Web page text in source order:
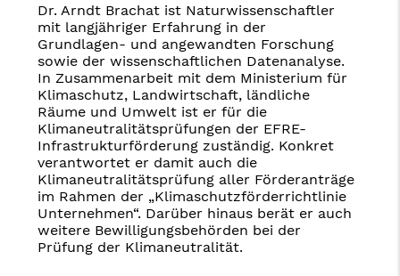
Dr. Arndt Brachat ist Naturwissenschaftler
mit langjähriger Erfahrung in der
Grundlagen- und angewandten Forschung
sowie der wissenschaftlichen Datenanalyse.
In Zusammenarbeit mit dem Ministerium für
Klimaschutz, Landwirtschaft, ländliche
Räume und Umwelt ist er für die
Klimaneutralitätsprüfungen der EFRE-
Infrastrukturförderung zuständig. Konkret
verantwortet er damit auch die
Klimaneutralitätsprüfung aller Förderanträge
im Rahmen der „Klimaschutzförderrichtlinie
Unternehmen“. Darüber hinaus berät er auch
weitere Bewilligungsbehörden bei der
Prüfung der Klimaneutralität.